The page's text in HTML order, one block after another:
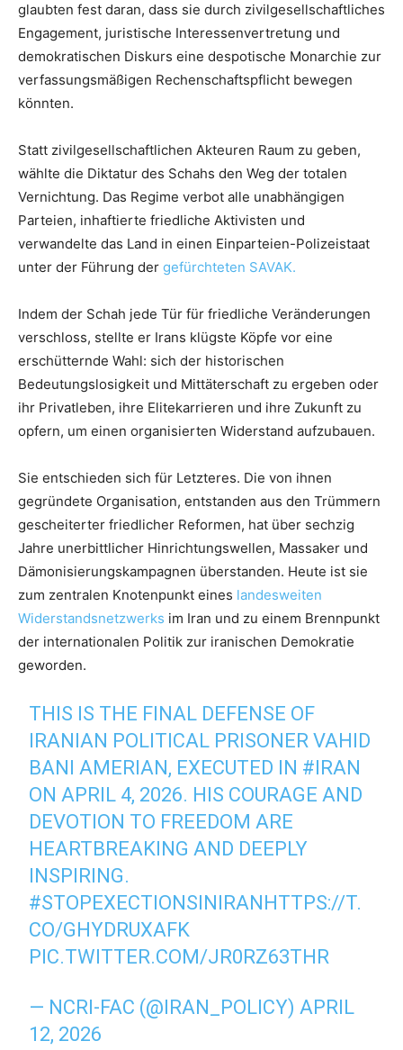
glaubten fest daran, dass sie durch zivilgesellschaftliches
Engagement, juristische Interessenvertretung und
demokratischen Diskurs eine despotische Monarchie zur
verfassungsmäßigen Rechenschaftspflicht bewegen
könnten.
Statt zivilgesellschaftlichen Akteuren Raum zu geben,
wählte die Diktatur des Schahs den Weg der totalen
Vernichtung. Das Regime verbot alle unabhängigen
Parteien, inhaftierte friedliche Aktivisten und
verwandelte das Land in einen Einparteien-Polizeistaat
unter der Führung der gefürchteten SAVAK.
Indem der Schah jede Tür für friedliche Veränderungen
verschloss, stellte er Irans klügste Köpfe vor eine
erschütternde Wahl: sich der historischen
Bedeutungslosigkeit und Mittäterschaft zu ergeben oder
ihr Privatleben, ihre Elitekarrieren und ihre Zukunft zu
opfern, um einen organisierten Widerstand aufzubauen.
Sie entschieden sich für Letzteres. Die von ihnen
gegründete Organisation, entstanden aus den Trümmern
gescheiterter friedlicher Reformen, hat über sechzig
Jahre unerbittlicher Hinrichtungswellen, Massaker und
Dämonisierungskampagnen überstanden. Heute ist sie
zum zentralen Knotenpunkt eines landesweiten
Widerstandsnetzwerks im Iran und zu einem Brennpunkt
der internationalen Politik zur iranischen Demokratie
geworden.
THIS IS THE FINAL DEFENSE OF
IRANIAN POLITICAL PRISONER VAHID
BANI AMERIAN, EXECUTED IN #IRAN
ON APRIL 4, 2026. HIS COURAGE AND
DEVOTION TO FREEDOM ARE
HEARTBREAKING AND DEEPLY
INSPIRING.
#STOPEXECTIONSINIRANHTTPS://T.
CO/GHYDRUXAFK
PIC.TWITTER.COM/JR0RZ63THR
— NCRI-FAC (@IRAN_POLICY)APRIL
12, 2026